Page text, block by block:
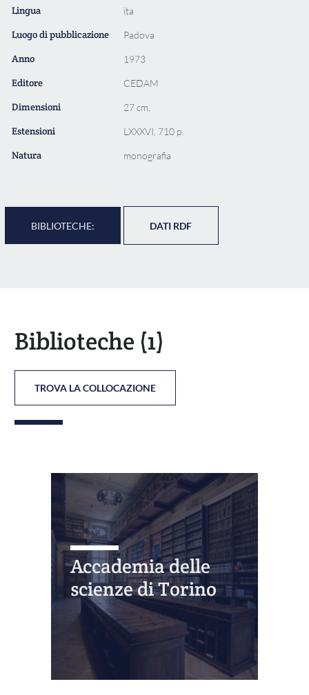
Lingua ita
Luogo di pubblicazione Padova
Anno 1973
Editore CEDAM
Dimensioni 27 cm.
Estensioni LXXXVI, 710 p.
Natura monografia
BIBLIOTECHE: DATI RDF
Biblioteche (1)
TROVA LA COLLOCAZIONE
Accademia delle
scienze di Torino